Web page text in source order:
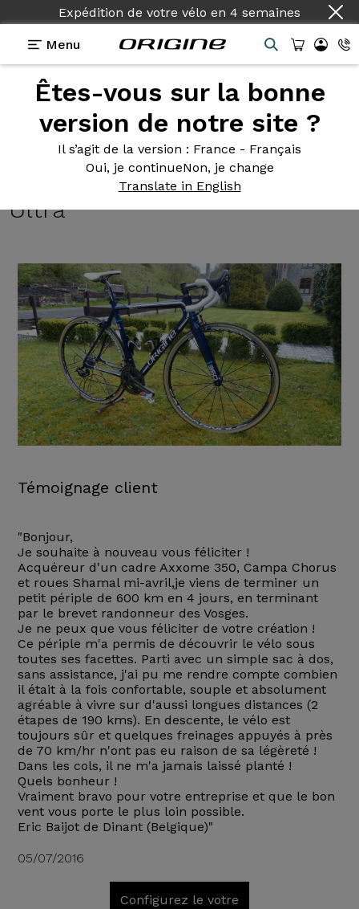
Expédition de votre vélo en 4 semaines
Menu
Êtes-vous sur la bonne
version de notre site ?
Il s’agit de la version : France - Français
Oui, je continueNon, je change
Translate in English
Témoignages>Vélo de course Axxome 350
Vélo decourse Axxome 350
Campagnolo Chorus Shamal
Ultra
Témoignage client
"Bonjour,
Je souhaite à nouveau vous féliciter !
Acquéreur d'un cadre Axxome 350, Campa Chorus
et roues Shamal mi-avril,je viens de terminer un
petit périple de 600 km en 4 jours, en terminant
par le brevet randonneur des Vosges.
Je ne peux que vous féliciter de votre création !
Ce périple m'a permis de découvrir le vélo sous
toutes ses facettes. Parti avec un simple sac à dos,
sans assistance, j'ai pu me rendre compte combien
il était à la fois confortable, souple et absolument
agréable à vivre sur d'aussi longues distances (2
étapes de 190 kms). En descente, le vélo est
toujours sûr et quelques freinages appuyés à près
de 70 km/hr n'ont pas eu raison de sa légèreté !
Dans les cols, il ne m'a jamais laissé planté !
Quels bonheur !
Vraiment bravo pour votre entreprise et que le bon
vent vous porte le plus loin possible.
Eric Baijot de Dinant (Belgique)"
05/07/2016
Configurez le votre